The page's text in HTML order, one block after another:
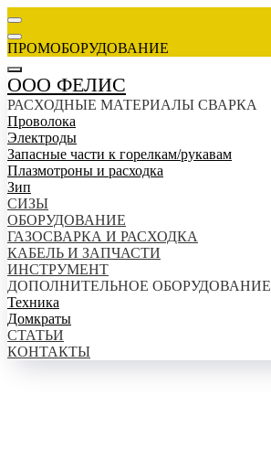
ПРОМОБОРУДОВАНИЕ
ООО ФЕЛИС
РАСХОДНЫЕ МАТЕРИАЛЫ СВАРКА
Проволока
Электроды
Запасные части к горелкам/рукавам
Плазмотроны и расходка
Зип
СИЗЫ
ОБОРУДОВАНИЕ
ГАЗОСВАРКА И РАСХОДКА
КАБЕЛЬ И ЗАПЧАСТИ
ИНСТРУМЕНТ
ДОПОЛНИТЕЛЬНОЕ ОБОРУДОВАНИЕ
Техника
Домкраты
СТАТЬИ
КОНТАКТЫ